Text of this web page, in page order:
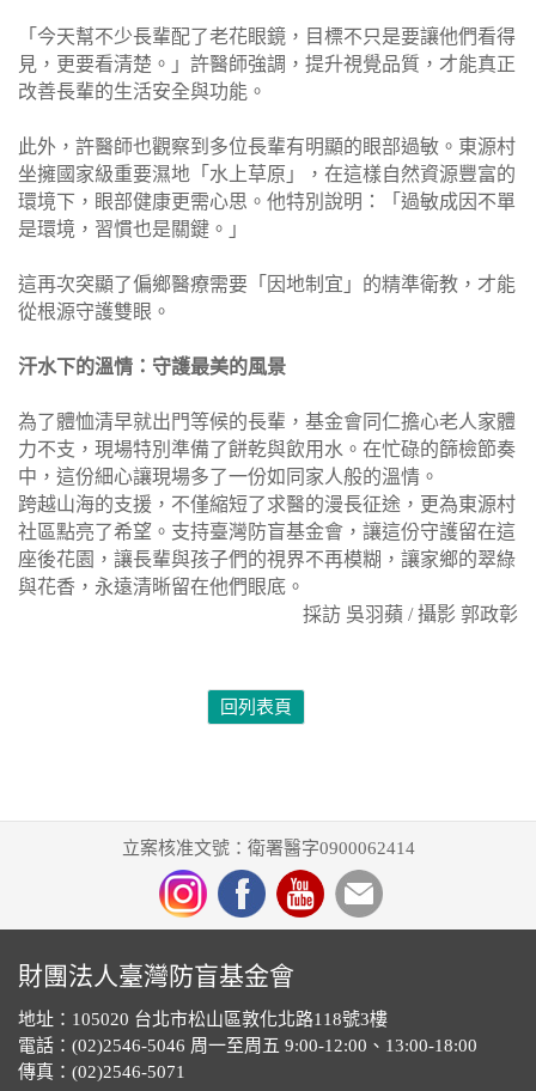
「今天幫不少長輩配了老花眼鏡，目標不只是要讓他們看得
見，更要看清楚。」許醫師強調，提升視覺品質，才能真正
改善長輩的生活安全與功能。
此外，許醫師也觀察到多位長輩有明顯的眼部過敏。東源村
坐擁國家級重要濕地「水上草原」，在這樣自然資源豐富的
環境下，眼部健康更需心思。他特別說明：「過敏成因不單
是環境，習慣也是關鍵。」
這再次突顯了偏鄉醫療需要「因地制宜」的精準衛教，才能
從根源守護雙眼。
汗水下的溫情：守護最美的風景
為了體恤清早就出門等候的長輩，基金會同仁擔心老人家體
力不支，現場特別準備了餅乾與飲用水。在忙碌的篩檢節奏
中，這份細心讓現場多了一份如同家人般的溫情。
跨越山海的支援，不僅縮短了求醫的漫長征途，更為東源村
社區點亮了希望。支持臺灣防盲基金會，讓這份守護留在這
座後花園，讓長輩與孩子們的視界不再模糊，讓家鄉的翠綠
與花香，永遠清晰留在他們眼底。
採訪 吳羽蘋 / 攝影 郭政彰
回列表頁
立案核准文號：衛署醫字0900062414
財團法人臺灣防盲基金會
地址：105020 台北市松山區敦化北路118號3樓
電話：(02)2546-5046 周一至周五 9:00-12:00、13:00-18:00
傳真：(02)2546-5071